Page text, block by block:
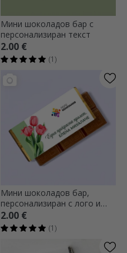
Мини шоколадов бар с
персонализиран текст
2.00 €
(1)
Мини шоколадов бар,
персонализиран с лого и
послание - Прекрасна
пролет
2.00 €
(1)